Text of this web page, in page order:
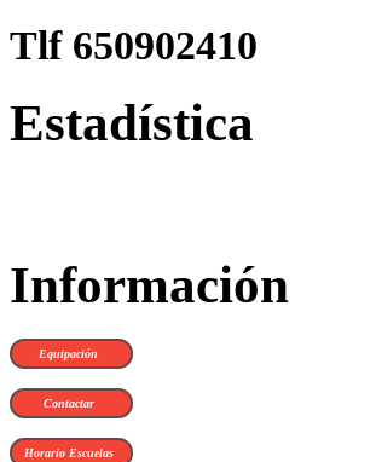
Tlf 650902410
Estadística
Información
Equipación
Contactar
Horario Escuelas